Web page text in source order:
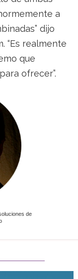
a
dijo
“Es realmente
que
ofrecer”.
de